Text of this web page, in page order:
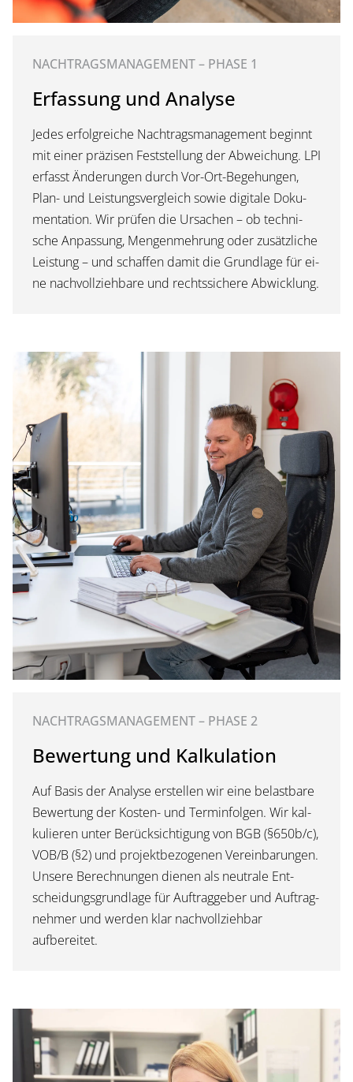
NACHTRAGSMANAGEMENT – PHASE 1
Erfassung und Analyse
Je­des er­folg­rei­che Nach­trags­ma­nage­ment be­ginnt
mit ei­ner prä­zi­sen Fest­stel­lung der Ab­wei­chung. LPI
er­fasst Än­de­run­gen durch Vor-Ort-Be­ge­hun­gen,
Plan- und Leis­tungs­ver­gleich so­wie di­gi­ta­le Do­ku­
men­ta­ti­on. Wir prü­fen die Ur­sa­chen – ob tech­ni­
sche An­pas­sung, Men­gen­meh­rung oder zu­sätz­li­che
Leis­tung – und schaf­fen da­mit die Grund­la­ge für ei­
ne nach­voll­zieh­ba­re und rechtssichere Abwicklung.
NACHTRAGSMANAGEMENT – PHASE 2
Bewertung und Kalkulation
Auf Ba­sis der Ana­ly­se er­stel­len wir ei­ne be­last­ba­re
Be­wer­tung der Kos­ten- und Ter­min­fol­gen. Wir kal­
ku­lie­ren un­ter Be­rück­sich­ti­gung von BGB (§650b/c),
VOB/B (§2) und pro­jekt­be­zo­ge­nen Ver­ein­ba­run­gen.
Un­se­re Be­rech­nun­gen die­nen als neu­tra­le Ent­
schei­dungs­grund­la­ge für Auf­trag­ge­ber und Auf­trag­
neh­mer und wer­den klar nachvollziehbar
aufbereitet.